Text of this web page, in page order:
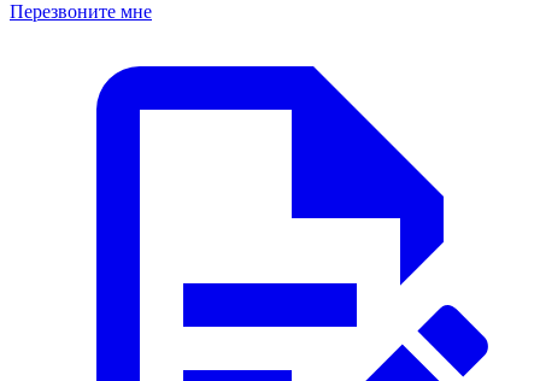
Перезвоните мне